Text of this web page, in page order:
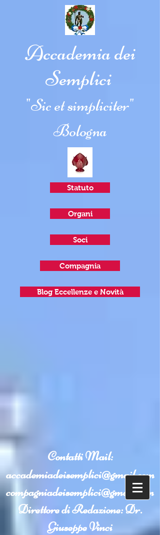
Accademia dei
Semplici
"Sic et simpliciter"
Bologna
Statuto
Organi
Soci
Compagnia
Blog Eccellenze e Novità
ContattiMail:
accademiadeisemplici@gmail.com
compagniadeisemplici@gmail.com
Direttore di Redazione: Dr.
Giuseppe Vinci